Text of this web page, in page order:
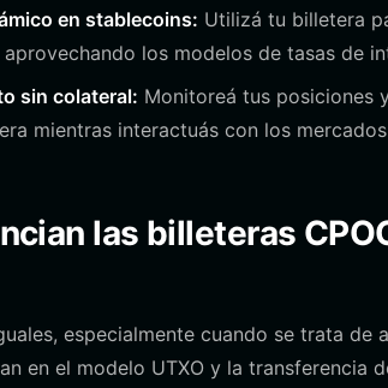
en stablecoins: Utilizá tu billetera
los modelos de tasas de
sin colateral: Monitoreá tus posiciones
mientras interactuás con los
las billeteras
especialmente cuando se trata de
en el modelo UTXO y la transferencia